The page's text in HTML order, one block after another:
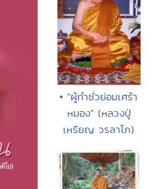
• "ผู้ทำชั่วย่อมเศร้า
หมอง" (หลวงปู่
เหรียญ วรลาโภ)